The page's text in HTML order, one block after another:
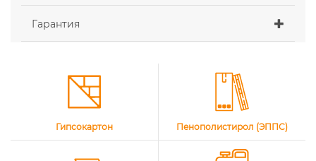
Гарантия
Гипсокартон Пенополистирол (ЭППС)